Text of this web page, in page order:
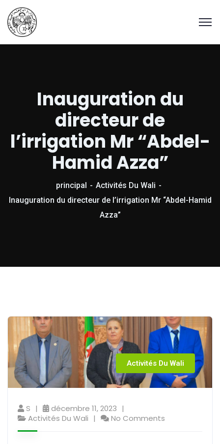
Inauguration du
directeur de
l’irrigation Mr “Abdel-
Hamid Azza”
principal
Activités Du Wali
Inauguration du directeur de l’irrigation Mr “Abdel-Hamid
Azza”
Activités Du Wali
S
décembre 11, 2023
Activités Du Wali
No Comments